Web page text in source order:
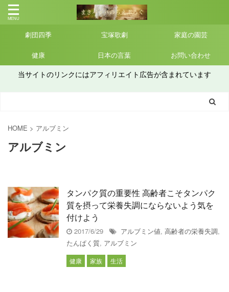
劇団四季 宝塚歌劇 家庭の園芸
健康 日本の言葉 お問い合わせ
当サイトのリンクにはアフィリエイト広告が含まれています
HOME > アルブミン
アルブミン
タンパク質の重要性 高齢者こそタンパク
質を摂って栄養失調にならないよう気を
付けよう
2017/6/29 アルブミン値, 高齢者の栄養失調,
たんぱく質, アルブミン
健康 家族 生活